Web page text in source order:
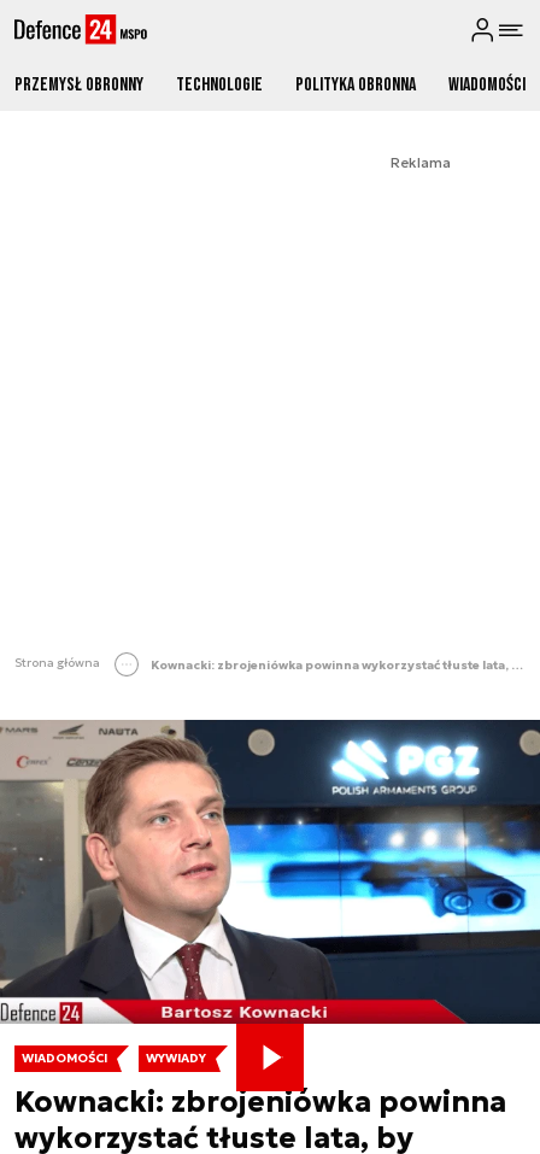
Przemysł obronny Technologie Polityka obronna Wiadomości
Reklama
Strona główna Kownacki: zbrojeniówka powinna wykorzystać tłuste lata, by pozyskać inne rynki [Defence24.pl TV]
WIADOMOŚCI WYWIADY
Kownacki: zbrojeniówka powinna
wykorzystać tłuste lata, by